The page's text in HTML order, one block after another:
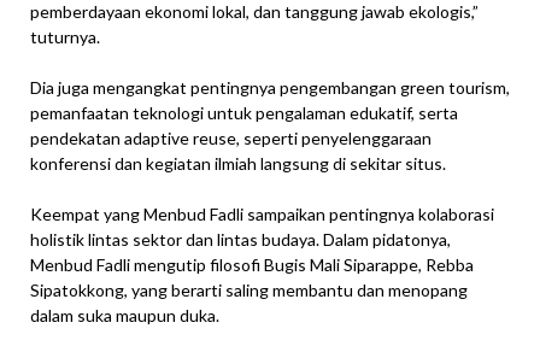
pemberdayaan ekonomi lokal, dan tanggung jawab ekologis,”
tuturnya.
Dia juga mengangkat pentingnya pengembangan green tourism,
pemanfaatan teknologi untuk pengalaman edukatif, serta
pendekatan adaptive reuse, seperti penyelenggaraan
konferensi dan kegiatan ilmiah langsung di sekitar situs.
Keempat yang Menbud Fadli sampaikan pentingnya kolaborasi
holistik lintas sektor dan lintas budaya. Dalam pidatonya,
Menbud Fadli mengutip filosofi Bugis Mali Siparappe, Rebba
Sipatokkong, yang berarti saling membantu dan menopang
dalam suka maupun duka.